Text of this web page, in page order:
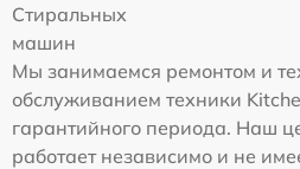
Стиральных
машин
Мы занимаемся ремонтом и
обслуживанием техники
гарантийного периода. Наш
работает независимо и не